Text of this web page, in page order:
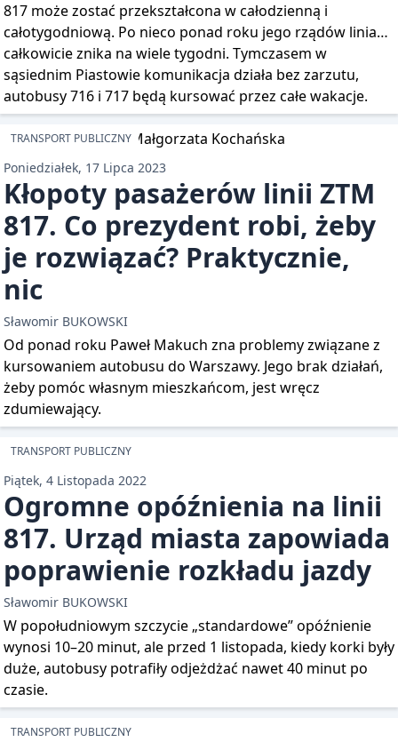
817 może zostać przekształcona w całodzienną i
całotygodniową. Po nieco ponad roku jego rządów linia…
całkowicie znika na wiele tygodni. Tymczasem w
sąsiednim Piastowie komunikacja działa bez zarzutu,
autobusy 716 i 717 będą kursować przez całe wakacje.
TRANSPORT PUBLICZNY
Poniedziałek, 17 Lipca 2023
Kłopoty pasażerów linii ZTM
817. Co prezydent robi, żeby
je rozwiązać? Praktycznie,
nic
Sławomir BUKOWSKI
Od ponad roku Paweł Makuch zna problemy związane z
kursowaniem autobusu do Warszawy. Jego brak działań,
żeby pomóc własnym mieszkańcom, jest wręcz
zdumiewający.
TRANSPORT PUBLICZNY
Piątek, 4 Listopada 2022
Ogromne opóźnienia na linii
817. Urząd miasta zapowiada
poprawienie rozkładu jazdy
Sławomir BUKOWSKI
W popołudniowym szczycie „standardowe” opóźnienie
wynosi 10–20 minut, ale przed 1 listopada, kiedy korki były
duże, autobusy potrafiły odjeżdżać nawet 40 minut po
czasie.
TRANSPORT PUBLICZNY